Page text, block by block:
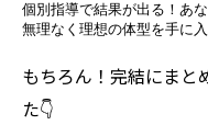
個別指導で結果が出る！あ
無理なく理想の体型を手に入
もちろん！完結にまと
た👇